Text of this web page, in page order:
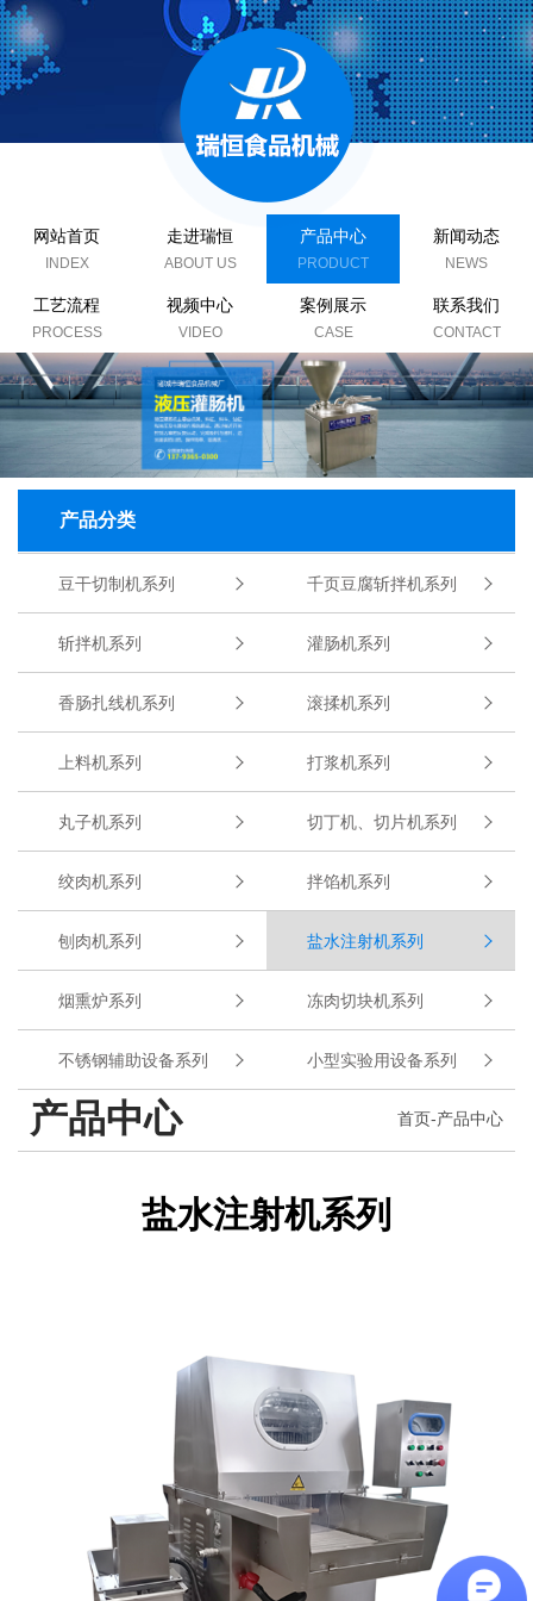
网站首页 走进瑞恒 产品中心 新闻动态
工艺流程 视频中心 案例展示 联系我们
产品分类
豆干切制机系列 千页豆腐斩拌机系列
斩拌机系列 灌肠机系列
香肠扎线机系列 滚揉机系列
上料机系列 打浆机系列
丸子机系列 切丁机、切片机系列
绞肉机系列 拌馅机系列
刨肉机系列 盐水注射机系列
烟熏炉系列 冻肉切块机系列
不锈钢辅助设备系列 小型实验用设备系列
产品中心 首页-产品中心
盐水注射机系列